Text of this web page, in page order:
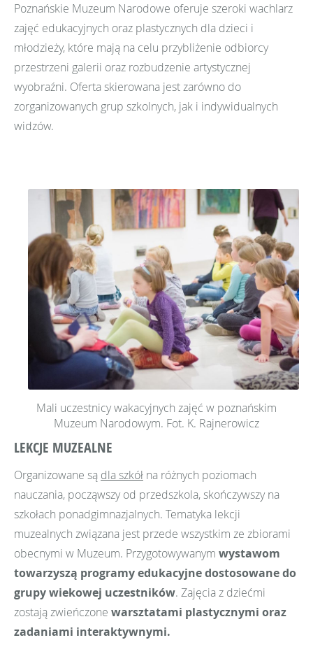
Poznańskie Muzeum Narodowe oferuje szeroki wachlarz
zajęć edukacyjnych oraz plastycznych dla dzieci i
młodzieży, które mają na celu przybliżenie odbiorcy
przestrzeni galerii oraz rozbudzenie artystycznej
wyobraźni. Oferta skierowana jest zarówno do
zorganizowanych grup szkolnych, jak i indywidualnych
widzów.
Mali uczestnicy wakacyjnych zajęć w poznańskim
Muzeum Narodowym. Fot. K. Rajnerowicz
LEKCJE MUZEALNE
Organizowane są dla szkół na różnych poziomach
nauczania, począwszy od przedszkola, skończywszy na
szkołach ponadgimnazjalnych. Tematyka lekcji
muzealnych związana jest przede wszystkim ze zbiorami
obecnymi w Muzeum. Przygotowywanym wystawom
towarzyszą programy edukacyjne dostosowane do
grupy wiekowej uczestników. Zajęcia z dziećmi
zostają zwieńczone warsztatami plastycznymi oraz
zadaniami interaktywnymi.